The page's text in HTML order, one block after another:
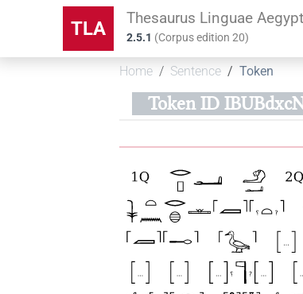
TLA Thesaurus Linguae
2.5.1 (Corpus edition20)
Home Sentence Token
Token ID